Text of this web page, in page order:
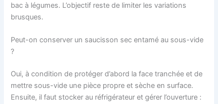
bac à légumes. L’objectif reste de limiter les variations
brusques.
Peut-on conserver un saucisson sec entamé au sous-vide
?
Oui, à condition de protéger d’abord la face tranchée et de
mettre sous-vide une pièce propre et sèche en surface.
Ensuite, il faut stocker au réfrigérateur et gérer l’ouverture :